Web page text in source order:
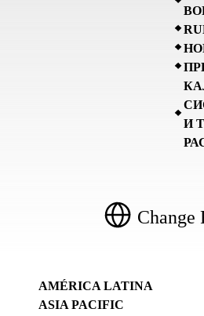
И
Change
AMÉRICA LATINA
ASIA PACIFIC